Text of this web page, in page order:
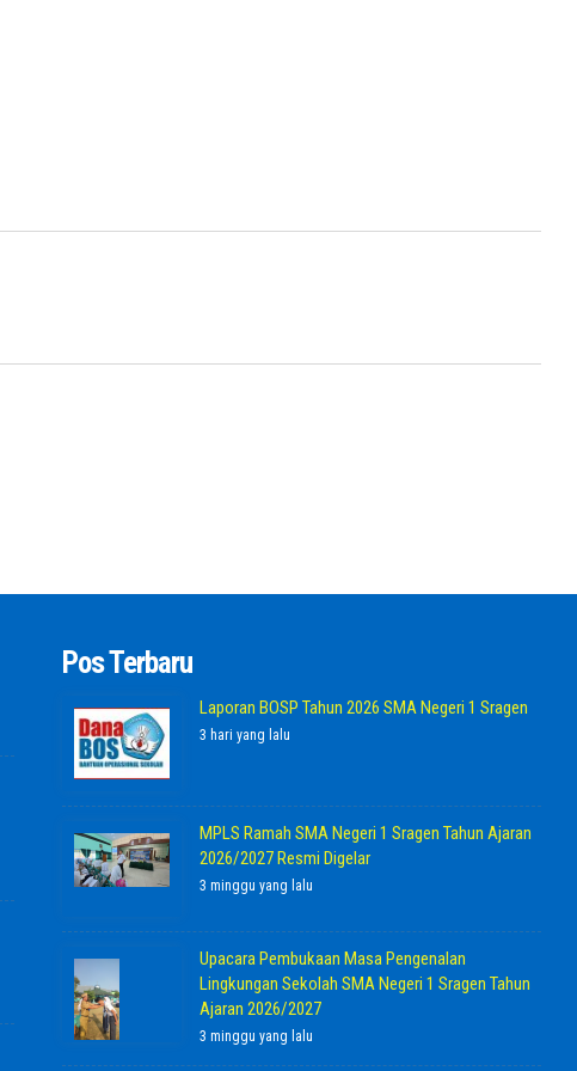
Pos Terbaru
Laporan BOSP Tahun 2026 SMA Negeri 1 Sragen
3 hari yang lalu
MPLS Ramah SMA Negeri 1 Sragen Tahun Ajaran
2026/2027 Resmi Digelar
3 minggu yang lalu
Upacara Pembukaan Masa Pengenalan
Lingkungan Sekolah SMA Negeri 1 Sragen Tahun
Ajaran 2026/2027
3 minggu yang lalu